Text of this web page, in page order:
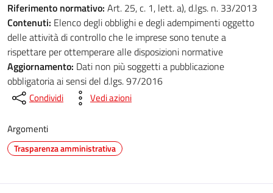
Riferimento normativo: Art. 25, c. 1, lett. a), d.lgs. n. 33/2013
Contenuti: Elenco degli obblighi e degli adempimenti oggetto
delle attività di controllo che le imprese sono tenute a
rispettare per ottemperare alle disposizioni normative
Aggiornamento: Dati non più soggetti a pubblicazione
obbligatoria ai sensi del d.lgs. 97/2016
Condividi Vedi azioni
Argomenti
Trasparenza amministrativa